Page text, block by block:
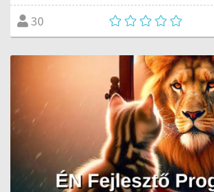
30